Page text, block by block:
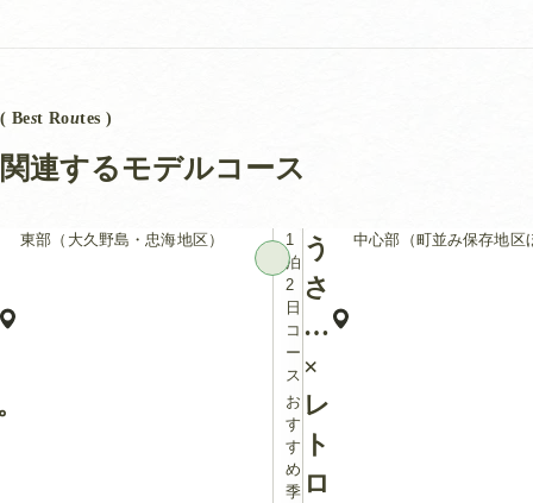
( Best Routes )
関連するモデルコース
東部（大久野島・忠海地区）
1
泊
2
日
コ
ー
ス
お
す
す
め
季
う
さ
ぎ
×
レ
ト
ロ
中心部（町並み保存地区